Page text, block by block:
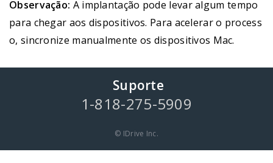
Observação: A implantação pode levar algum tempo
para chegar aos dispositivos. Para acelerar o process
o, sincronize manualmente os dispositivos Mac.
Suporte
1-818-275-5909
© IDrive Inc.